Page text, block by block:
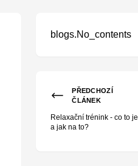
blogs.No_contents
PŘEDCHOZÍ
ČLÁNEK
Relaxační trénink - co to je
a jak na to?